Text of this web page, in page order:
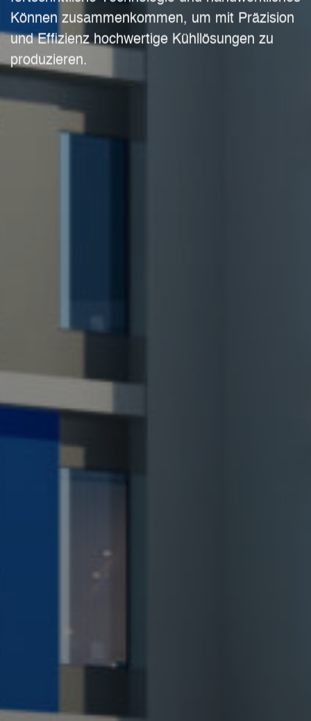
Können zusammenkommen, um mit Präzision
und Effizienz hochwertige Kühllösungen zu
produzieren.